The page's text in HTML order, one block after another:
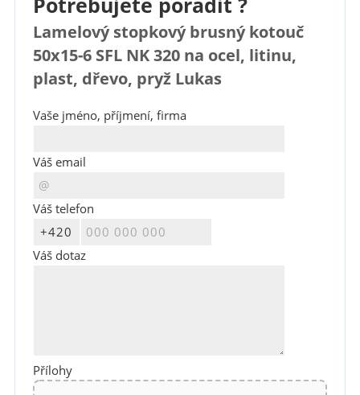
Lamelový stopkový brusný kotouč
50x15-6 SFL NK 320 na ocel, litinu,
plast, dřevo, pryž Lukas
Vaše jméno, příjmení, firma
Váš email
Váš telefon
Váš dotaz
Přílohy